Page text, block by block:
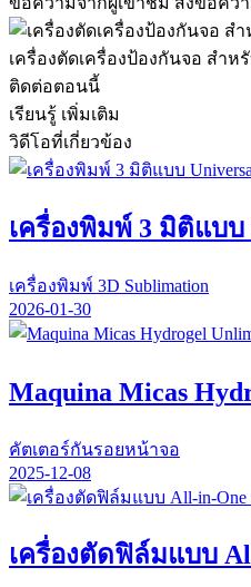
เครื่องตัดเครื่องป้องกันจอ สํา
ติดต่อตอนนี้
เรียนรู้ เพิ่มเติม
วิดีโอที่เกี่ยวข้อง
เครื่องพิมพ์ 3 มิติแบ
เครื่องพิมพ์ 3D Sublimation
2026-01-30
Maquina Micas
คัตเตอร์กันรอยหน้าจอ
2025-12-08
เครื่องตัดฟิล์มแบบ